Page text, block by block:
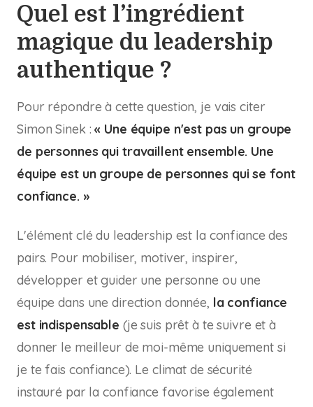
Quel est l’ingrédient
magique du leadership
authentique ?
Pour répondre à cette question, je vais citer
Simon Sinek :« Une équipe n'est pas un groupe
de personnes qui travaillent ensemble. Une
équipe est un groupe de personnes qui se font
confiance. »
L'élément clé du leadership est la confiance des
pairs. Pour mobiliser, motiver, inspirer,
développer et guider une personne ou une
équipe dans une direction donnée, la confiance
est indispensable (je suis prêt à te suivre et à
donner le meilleur de moi-même uniquement si
je te fais confiance). Le climat de sécurité
instauré par la confiance favorise également